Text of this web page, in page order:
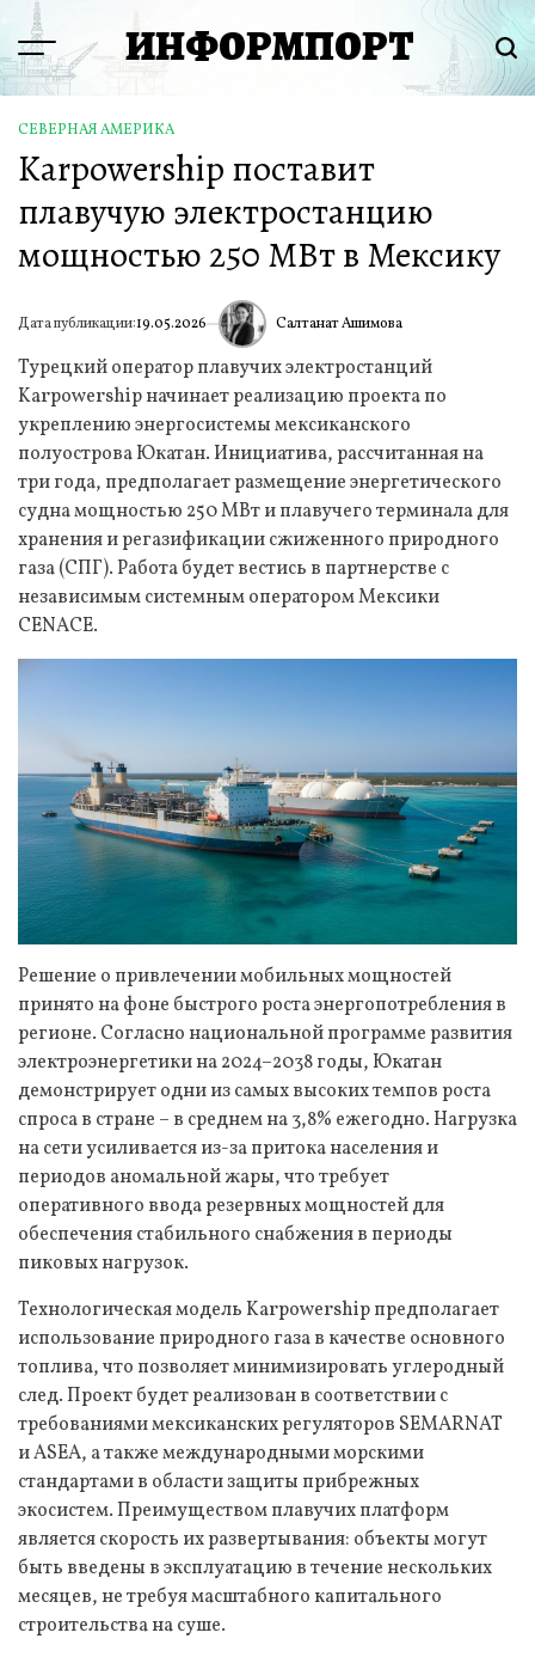
Перейти
содержимому
Menu ИНФОРМПОРТ
ОПУБЛИКОВАНО
В
СЕВЕРНАЯ АМЕРИКА
Karpowership поставит
плавучую электростанцию
мощностью 250 МВт в Мексику
Дата публикации:19.05.2026 ИА Салтанат Ашимова
Турецкий оператор плавучих электростанций
Karpowership начинает реализацию проекта по
укреплению энергосистемы мексиканского
полуострова Юкатан. Инициатива, рассчитанная на
три года, предполагает размещение энергетического
судна мощностью 250 МВт и плавучего терминала для
хранения и регазификации сжиженного природного
газа (СПГ). Работа будет вестись в партнерстве с
независимым системным оператором Мексики
CENACE.
Решение о привлечении мобильных мощностей
принято на фоне быстрого роста энергопотребления в
регионе. Согласно национальной программе развития
электроэнергетики на 2024–2038 годы, Юкатан
демонстрирует одни из самых высоких темпов роста
спроса в стране – в среднем на 3,8% ежегодно. Нагрузка
на сети усиливается из-за притока населения и
периодов аномальной жары, что требует
оперативного ввода резервных мощностей для
обеспечения стабильного снабжения в периоды
пиковых нагрузок.
Технологическая модель Karpowership предполагает
использование природного газа в качестве основного
топлива, что позволяет минимизировать углеродный
след. Проект будет реализован в соответствии с
требованиями мексиканских регуляторов SEMARNAT
и ASEA, а также международными морскими
стандартами в области защиты прибрежных
экосистем. Преимуществом плавучих платформ
является скорость их развертывания: объекты могут
быть введены в эксплуатацию в течение нескольких
месяцев, не требуя масштабного капитального
строительства на суше.